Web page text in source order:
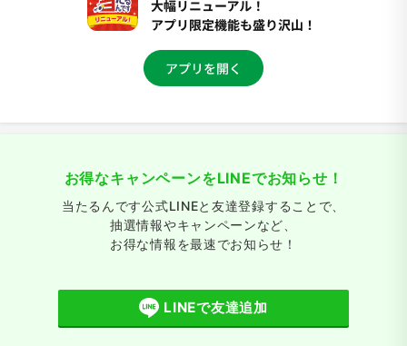
お得なキャンペーンをLINEでお知らせ！
当たるんです公式LINEと友達登録することで、
抽選情報やキャンペーンなど、
お得な情報を最速でお知らせ！
LINEで友達追加